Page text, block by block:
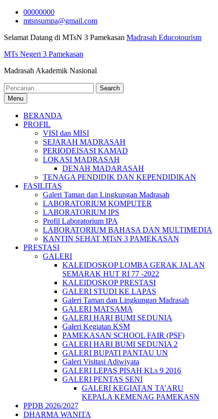
Skip
00000000
mtsnsumpa@gmail.com
Selamat Datang di MTsN 3 Pamekasan Madrasah Educotourism
MTs Negeri 3 Pamekasan
Madrasah Akademik Nasional
Search
for:Menu
BERANDA
PROFIL
VISI dan MISI
SEJARAH MADRASAH
PERIODEISASI KAMAD
LOKASI MADRASAH
DENAH MADARASAH
TENAGA PENDIDIK DAN KEPENDIDIKAN
FASILITAS
Galeri Taman dan Lingkungan Madrasah
LABORATORIUM KOMPUTER
LABORATORIUM IPS
Profil Laboratorium IPA
LABORATORIUM BAHASA DAN MULTIMEDIA
KANTIN SEHAT MTsN 3 PAMEKASAN
PRESTASI
GALERI
KALEIDOSKOP LOMBA GERAK JALAN
SEMARAK HUT RI 77 -2022
KALEIDOSKOP PRESTASI
GALERI STUDI KE LAPAS
Galeri Taman dan Lingkungan Madrasah
GALERI MATSAMA
GALERI HARI BUMI SEDUNIA
Galeri Kegiatan KSM
PAMEKASAN SCHOOL FAIR (PSF)
GALERI HARI BUMI SEDUNIA 2
GALERI BUPATI PANTAU UN
Galeri Visitasi Adiwiyata
GALERI LEPAS PISAH KLs 9 2016
GALERI PENTAS SENI
GALERI KEGIATAN TA’ARU
KEPALA KEMENAG PAMEKASN
PPDB 2026/2027
DHARMA WANITA